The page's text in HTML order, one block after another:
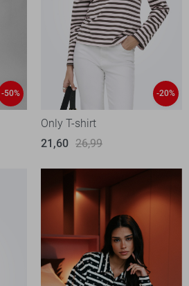
-50% -20%
Only T-shirt
21,60 26,99